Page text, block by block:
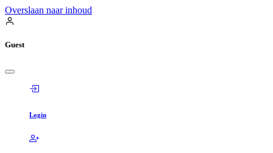
Overslaan naar inhoud
Guest
Login